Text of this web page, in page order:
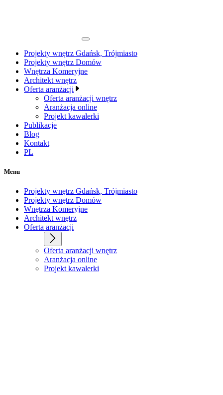
Projekty wnętrz Gdańsk, Trójmiasto
Projekty wnętrz Domów
Wnętrza Komeryjne
Architekt wnętrz
Oferta aranżacji
Oferta aranżacji wnętrz
Aranżacja online
Projekt kawalerki
Publikacje
Blog
Kontakt
PL
Menu
Projekty wnętrz Gdańsk, Trójmiasto
Projekty wnętrz Domów
Wnętrza Komeryjne
Architekt wnętrz
Oferta aranżacji
Oferta aranżacji wnętrz
Aranżacja online
Projekt kawalerki